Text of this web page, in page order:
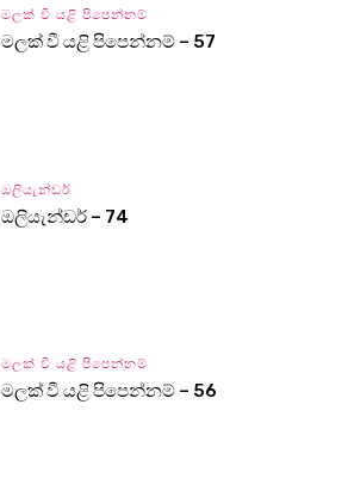
මලක් වී යළි පිපෙන්නම්
මලක් වී යළි පිපෙන්නම් – 57
ඔලියැන්ඩර්
ඔලියැන්ඩර් – 74
මලක් වී යළි පිපෙන්නම්
මලක් වී යළි පිපෙන්නම් – 56